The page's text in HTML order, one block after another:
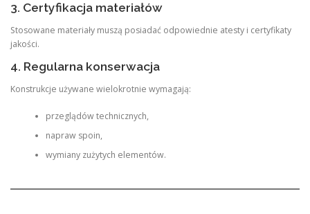
3. Certyfikacja materiałów
Stosowane materiały muszą posiadać odpowiednie atesty i certyfikaty
jakości.
4. Regularna konserwacja
Konstrukcje używane wielokrotnie wymagają:
przeglądów technicznych,
napraw spoin,
wymiany zużytych elementów.